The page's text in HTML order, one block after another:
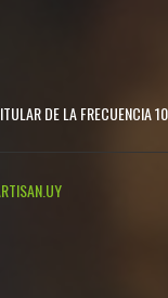
DE LA FRECUENCIA